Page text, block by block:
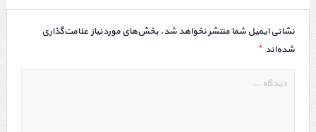
نشانی ایمیل شما منتشر نخواهد شد. بخش‌های موردنیاز علامت‌گذاری
شده‌اند *